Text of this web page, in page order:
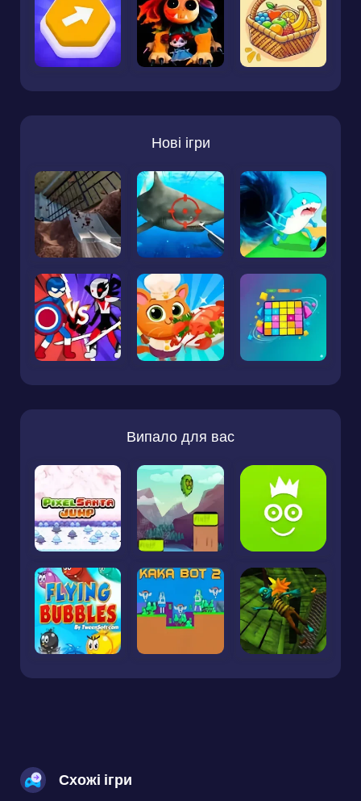
Нові ігри
Випало для вас
Схожі ігри